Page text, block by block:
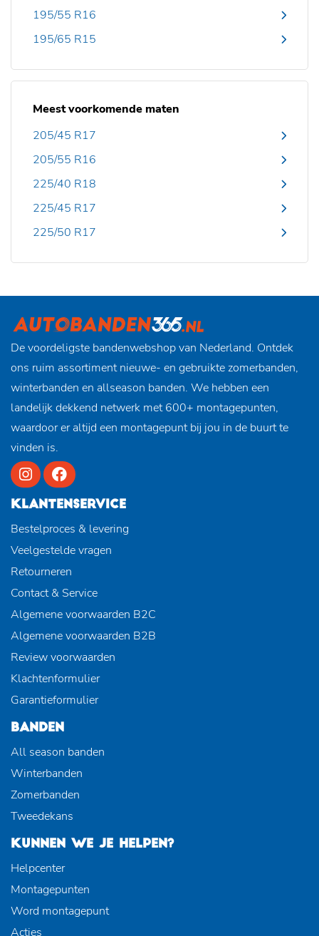
195/55 R16
195/65 R15
Meest voorkomende maten
205/45 R17
205/55 R16
225/40 R18
225/45 R17
225/50 R17
De voordeligste bandenwebshop van Nederland. Ontdek
ons ruim assortiment nieuwe- en gebruikte zomerbanden,
winterbanden en allseason banden. We hebben een
landelijk dekkend netwerk met 600+ montagepunten,
waardoor er altijd een montagepunt bij jou in de buurt te
vinden is.
KLANTENSERVICE
Bestelproces & levering
Veelgestelde vragen
Retourneren
Contact & Service
Algemene voorwaarden B2C
Algemene voorwaarden B2B
Review voorwaarden
Klachtenformulier
Garantieformulier
BANDEN
All season banden
Winterbanden
Zomerbanden
Tweedekans
KUNNEN WE JE HELPEN?
Helpcenter
Montagepunten
Word montagepunt
Acties